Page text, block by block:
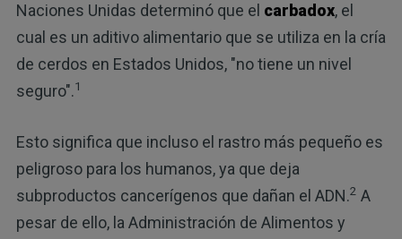
Naciones Unidas determinó que el carbadox, el
cual es un aditivo alimentario que se utiliza en la cría
de cerdos en Estados Unidos, "no tiene un nivel
seguro".1
Esto significa que incluso el rastro más pequeño es
peligroso para los humanos, ya que deja
subproductos cancerígenos que dañan el ADN.2 A
pesar de ello, la Administración de Alimentos y